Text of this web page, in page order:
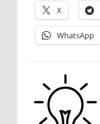
X
WhatsApp